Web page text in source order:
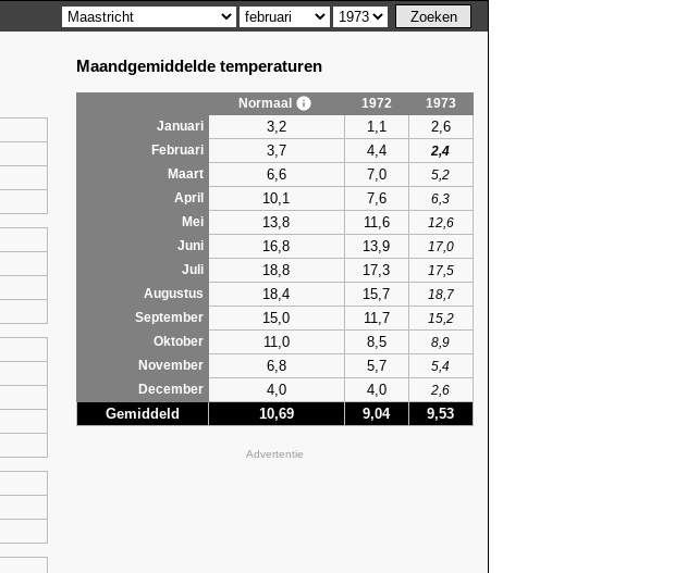
Maandgemiddelde temperaturen
Normaal 1972
1973
Januari
3,2 1,1 2,6
Februari 3,7 4,4
2,4
Maart
6,6 7,0
5,2
April
10,1 7,6
6,3
Mei
13,8 11,6
12,6
Juni
16,8 13,9
17,0
Juli
18,8 17,3
17,5
Augustus
18,4 15,7
18,7
September
15,0 11,7
15,2
Oktober
11,0 8,5
8,9
November
6,8 5,7
5,4
December
4,0 4,0 2,6
Gemiddeld 10,69 9,04 9,53
Advertentie